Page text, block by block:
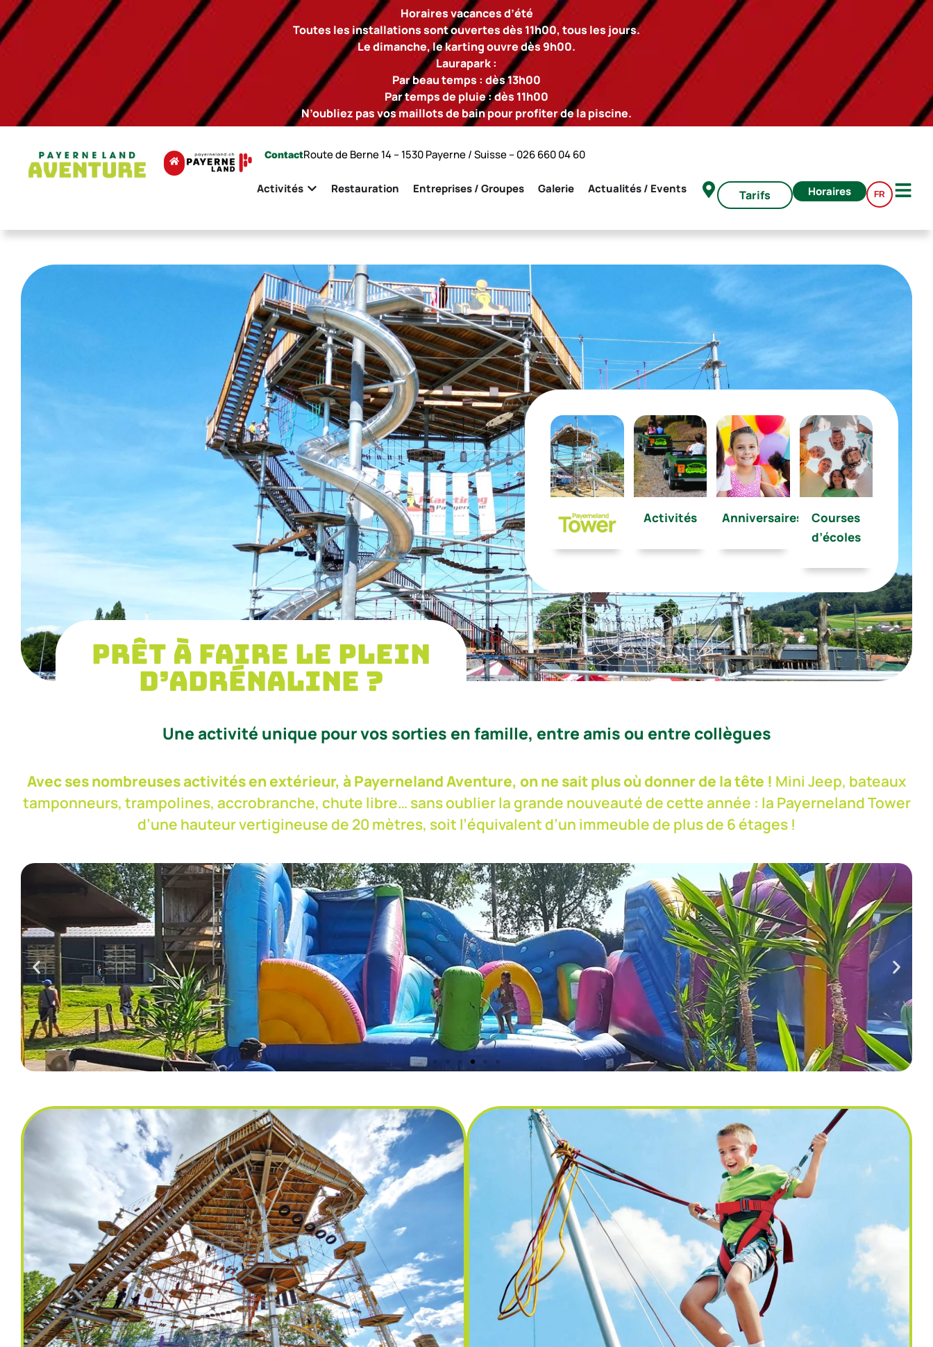
Horaires vacances d’été
Toutes les installations sont ouvertes dès 11h00, tous les jours.
Le dimanche, le karting ouvre dès 9h00.
Laurapark :
Par beau temps : dès 13h00
Par temps de pluie : dès 11h00
N’oubliez pas vos maillots de bain pour profiter de la piscine.
ContactRoute de Berne 14 – 1530 Payerne / Suisse –026 660 04 60
Activités Restauration Entreprises / Groupes Galerie Actualités / Events Tarifs Horaires FR
Prêt à faire le plein
d’adrénaline ?
Activités Anniversaires
Courses
d’écoles
Une activité unique pour vos sorties en famille, entre amis ou entre collègues
Avec ses nombreuses activités en extérieur, à Payerneland Aventure, on ne sait plus où donner de la tête ! Mini Jeep, bateaux
tamponneurs, trampolines, accrobranche, chute libre… sans oublier la grande nouveauté de cette année : la Payerneland Tower
d’une hauteur vertigineuse de 20 mètres, soit l’équivalent d’un immeuble de plus de 6 étages !